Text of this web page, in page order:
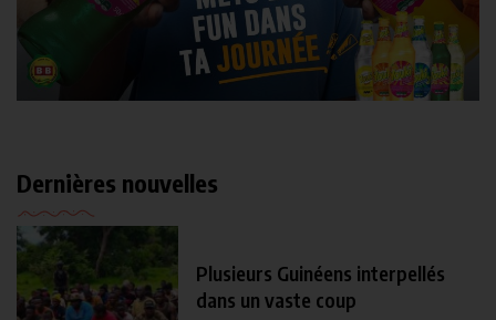
Dernières nouvelles
Plusieurs Guinéens interpellés
dans un vaste coup